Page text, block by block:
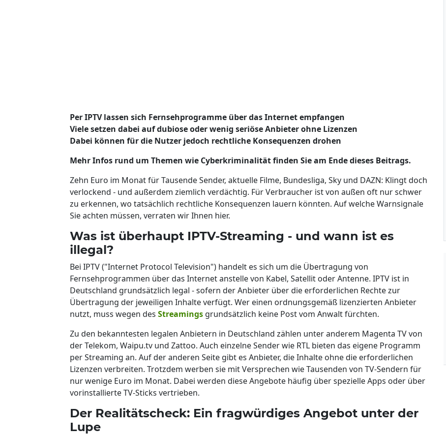
Per IPTV lassen sich Fernsehprogramme über das Internet empfangen
Viele setzen dabei auf dubiose oder wenig seriöse Anbieter ohne Lizenzen
Dabei können für die Nutzer jedoch rechtliche Konsequenzen drohen
Mehr Infos rund um Themen wie Cyberkriminalität finden Sie am Ende dieses Beitrags.
Zehn Euro im Monat für Tausende Sender, aktuelle Filme, Bundesliga, Sky und DAZN: Klingt doch
verlockend - und außerdem ziemlich verdächtig. Für Verbraucher ist von außen oft nur schwer
zu erkennen, wo tatsächlich rechtliche Konsequenzen lauern könnten. Auf welche Warnsignale
Sie achten müssen, verraten wir Ihnen hier.
Was ist überhaupt IPTV-Streaming - und wann ist es
illegal?
Bei IPTV ("Internet Protocol Television") handelt es sich um die Übertragung von
Fernsehprogrammen über das Internet anstelle von Kabel, Satellit oder Antenne. IPTV ist in
Deutschland grundsätzlich legal - sofern der Anbieter über die erforderlichen Rechte zur
Übertragung der jeweiligen Inhalte verfügt. Wer einen ordnungsgemäß lizenzierten Anbieter
nutzt, muss wegen des Streamings grundsätzlich keine Post vom Anwalt fürchten.
Zu den bekanntesten legalen Anbietern in Deutschland zählen unter anderem Magenta TV von
der Telekom, Waipu.tv und Zattoo. Auch einzelne Sender wie RTL bieten das eigene Programm
per Streaming an. Auf der anderen Seite gibt es Anbieter, die Inhalte ohne die erforderlichen
Lizenzen verbreiten. Trotzdem werben sie mit Versprechen wie Tausenden von TV-Sendern für
nur wenige Euro im Monat. Dabei werden diese Angebote häufig über spezielle Apps oder über
vorinstallierte TV-Sticks vertrieben.
Der Realitätscheck: Ein fragwürdiges Angebot unter der
Lupe